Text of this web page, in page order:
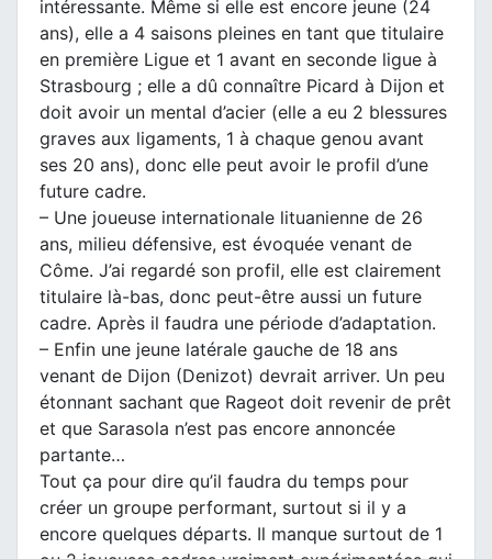
intéressante. Même si elle est encore jeune (24
ans), elle a 4 saisons pleines en tant que titulaire
en première Ligue et 1 avant en seconde ligue à
Strasbourg ; elle a dû connaître Picard à Dijon et
doit avoir un mental d’acier (elle a eu 2 blessures
graves aux ligaments, 1 à chaque genou avant
ses 20 ans), donc elle peut avoir le profil d’une
future cadre.
– Une joueuse internationale lituanienne de 26
ans, milieu défensive, est évoquée venant de
Côme. J’ai regardé son profil, elle est clairement
titulaire là-bas, donc peut-être aussi un future
cadre. Après il faudra une période d’adaptation.
– Enfin une jeune latérale gauche de 18 ans
venant de Dijon (Denizot) devrait arriver. Un peu
étonnant sachant que Rageot doit revenir de prêt
et que Sarasola n’est pas encore annoncée
partante…
Tout ça pour dire qu’il faudra du temps pour
créer un groupe performant, surtout si il y a
encore quelques départs. Il manque surtout de 1